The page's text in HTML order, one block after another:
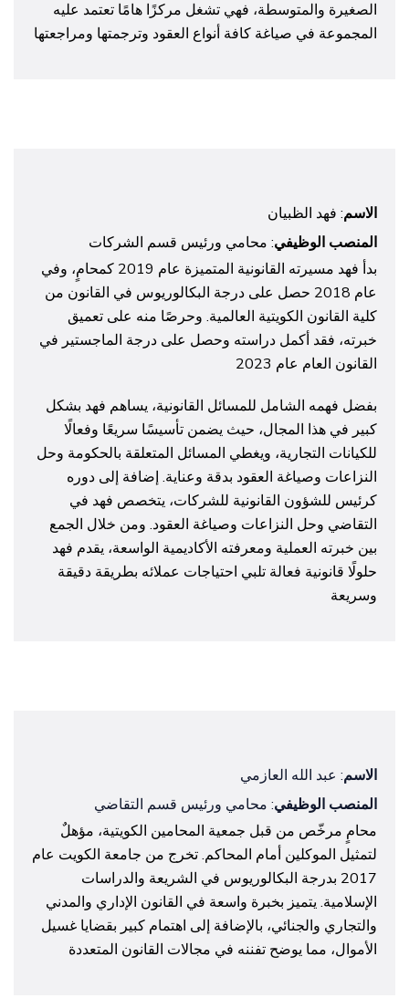
الصغيرة والمتوسطة، فهي تشغل مركزًا هامًا تعتمد عليه
المجموعة في صياغة كافة أنواع العقود وترجمتها ومراجعتها
الاسم: فهد الظبيان
المنصب الوظيفي: محامي ورئيس قسم الشركات
بدأ فهد مسيرته القانونية المتميزة عام 2019 كمحامٍ، وفي
عام 2018 حصل على درجة البكالوريوس في القانون من
كلية القانون الكويتية العالمية. وحرصًا منه على تعميق
خبرته، فقد أكمل دراسته وحصل على درجة الماجستير في
القانون العام عام 2023
بفضل فهمه الشامل للمسائل القانونية، يساهم فهد بشكل
كبير في هذا المجال، حيث يضمن تأسيسًا سريعًا وفعالًا
للكيانات التجارية، ويغطي المسائل المتعلقة بالحكومة وحل
النزاعات وصياغة العقود بدقة وعناية. إضافة إلى دوره
كرئيس للشؤون القانونية للشركات، يتخصص فهد في
التقاضي وحل النزاعات وصياغة العقود. ومن خلال الجمع
بين خبرته العملية ومعرفته الأكاديمية الواسعة، يقدم فهد
حلولًا قانونية فعالة تلبي احتياجات عملائه بطريقة دقيقة
وسريعة
الاسم: عبد الله العازمي
المنصب الوظيفي: محامي ورئيس قسم التقاضي
محامٍ مرخّص من قبل جمعية المحامين الكويتية، مؤهلٌ
لتمثيل الموكلين أمام المحاكم. تخرج من جامعة الكويت عام
2017 بدرجة البكالوريوس في الشريعة والدراسات
الإسلامية. يتميز بخبرة واسعة في القانون الإداري والمدني
والتجاري والجنائي، بالإضافة إلى اهتمام كبير بقضايا غسيل
الأموال، مما يوضح تفننه في مجالات القانون المتعددة